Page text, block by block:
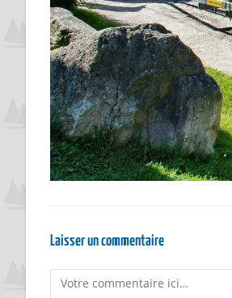
Laisser un commentaire